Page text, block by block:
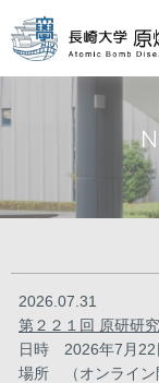
2026.07.31
第２２１回 原研研
日時 2026年7月22
場所 （オンライン